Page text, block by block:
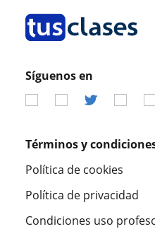
Síguenos en
Términos y
Política de cookies
Política de privacidad
Condiciones uso